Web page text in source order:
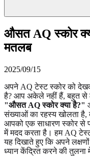
औसत AQ स्कोर
मतलब
2025/09/15
अपने AQ टेस्ट स्कोर को
है? आप अकेले नहीं हैं, बहुत से
"औसत AQ स्कोर क्या है?"
संख्याओं का रहस्य खोलता है,
आपको एक साधारण स्कोर से
में मदद करता है। हम AQ टेस्ट
यह दिखाते हुए कि अपने
ध्यान केंद्रित करने की तुलना